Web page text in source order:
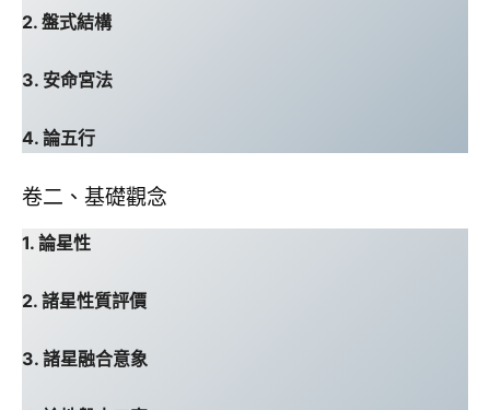
2. 盤式結構
3. 安命宮法
4. 論五行
卷二、基礎觀念
1. 論星性
2. 諸星性質評價
3. 諸星融合意象